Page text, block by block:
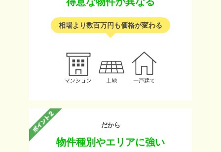
相場より数百万円も価格が変わる
だから
物件種別やエリアに強い